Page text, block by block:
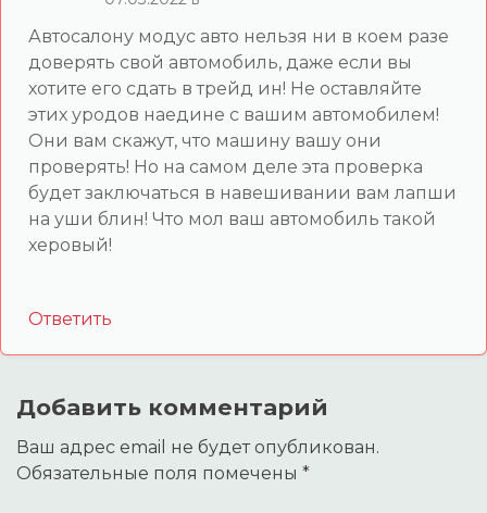
Автосалону модус авто нельзя ни в коем разе
доверять свой автомобиль, даже если вы
хотите его сдать в трейд ин! Не оставляйте
этих уродов наедине с вашим автомобилем!
Они вам скажут, что машину вашу они
проверять! Но на самом деле эта проверка
будет заключаться в навешивании вам лапши
на уши блин! Что мол ваш автомобиль такой
херовый!
Ответить
Добавить комментарий
Ваш адрес email не будет опубликован.
Обязательные поля помечены *